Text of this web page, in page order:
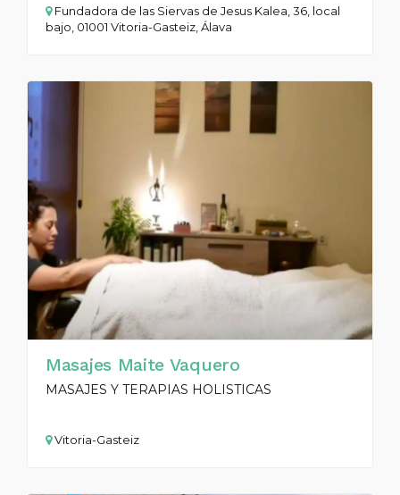
Fundadora de las Siervas de Jesus Kalea, 36, local
bajo, 01001 Vitoria-Gasteiz, Álava
Masajes Maite Vaquero
MASAJES Y TERAPIAS HOLISTICAS
Vitoria-Gasteiz